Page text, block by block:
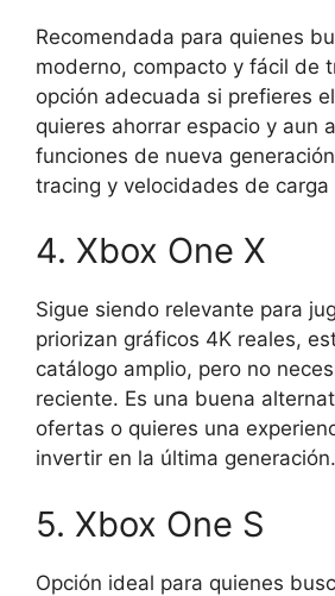
Recomendada para quienes
moderno, compacto y fácil de
opción adecuada si prefieres
quieres ahorrar espacio y aun
funciones de nueva
tracing y velocidades de carga
4. Xbox One X
Sigue siendo relevante para
priorizan gráficos 4K reales,
catálogo amplio, pero no
reciente. Es una buena
ofertas o quieres una
invertir en la última generación.
5. Xbox One S
Opción ideal para quienes